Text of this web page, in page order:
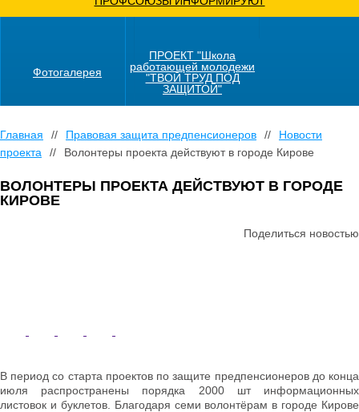
СМИ о профсоюзах
ОХРАНА ТРУДА
Фотогалерея
ПРОЕКТ "Школа
работающей молодежи
"ТВОЙ ТРУД ПОД
ЗАЩИТОЙ"
Главная // Правовая защита предпенсионеров //
Новости
проекта
// Волонтеры проекта действуют в городе Кирове
ВОЛОНТЕРЫ ПРОЕКТА ДЕЙСТВУЮТ В ГОРОДЕ
КИРОВЕ
Поделиться новостью
В период со старта проектов по защите предпенсионеров до конца
июля распространены порядка 2000 шт информационных
листовок и буклетов. Благодаря семи волонтёрам в городе Кирове